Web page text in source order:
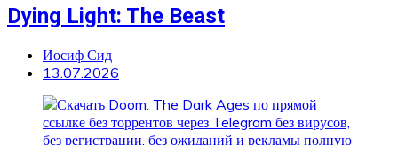
Dying Light: The Beast
Иосиф Сид
13.07.2026